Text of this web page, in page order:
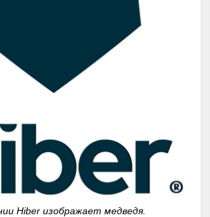
Hiber изображает медведя.